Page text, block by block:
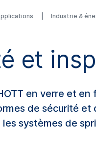
Industrie &
et
en verre et
de sécurité
systèmes de